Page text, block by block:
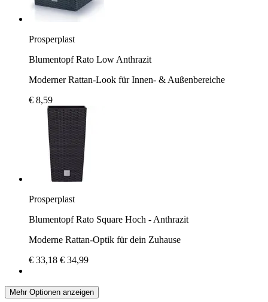
Prosperplast
Blumentopf Rato Low Anthrazit
Moderner Rattan-Look für Innen- & Außenbereiche
€ 8,59
Prosperplast
Blumentopf Rato Square Hoch - Anthrazit
Moderne Rattan-Optik für dein Zuhause
€ 33,18 € 34,99
Mehr Optionen anzeigen